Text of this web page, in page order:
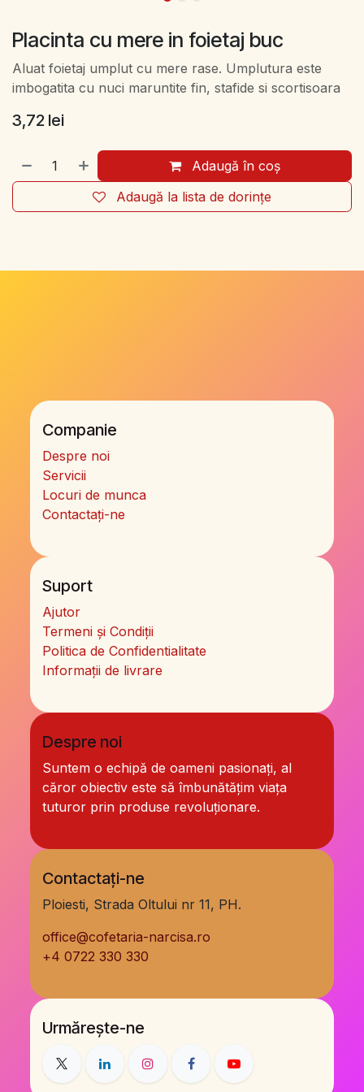
Placinta cu mere in foietaj buc
Aluat foietaj umplut cu mere rase. Umplutura este
imbogatita cu nuci maruntite fin, stafide si scortisoara
3,72 lei
Adaugă în coș
Adaugă la lista de dorințe
Companie
Despre noi
Servicii
Locuri de munca
Contactați-ne
Suport
Ajutor
Termeni și Condiții
Politica de Confidentialitate
Informații de livrare
Despre noi
Suntem o echipă de oameni pasionați, al
căror obiectiv este să îmbunătățim viața
tuturor prin produse revoluționare.
Contactați-ne
Ploiesti, Strada Oltului nr 11, PH.
office@cofetaria-narcisa.ro
+4 0722 330 330
Urmărește-ne